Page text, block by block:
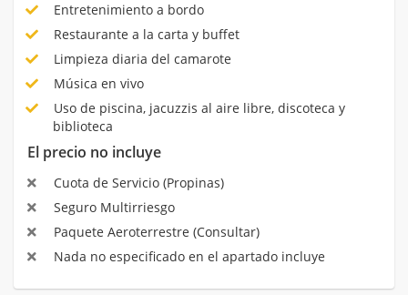
Entretenimiento a bordo
Restaurante a la carta y buffet
Limpieza diaria del camarote
Música en vivo
Uso de piscina, jacuzzis al aire libre, discoteca y
biblioteca
El precio no incluye
Cuota de Servicio (Propinas)
Seguro Multirriesgo
Paquete Aeroterrestre (Consultar)
Nada no especificado en el apartado incluye